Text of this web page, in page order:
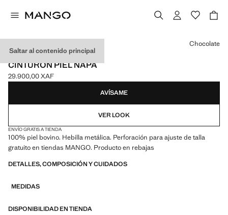
Saltar al contenido principal
PIEL
CINTURÓN PIEL NAPA
Precio actual [29.900,00 XAF ]
29.900,00 XAF
Selecciona un color
Chocolate
AVÍSAME
VER LOOK
ENVÍO GRATIS A TIENDA
100% piel bovino. Hebilla metálica. Perforación para ajuste de talla
gratuito en tiendas MANGO. Producto en rebajas
DETALLES, COMPOSICIÓN Y CUIDADOS
MEDIDAS
DISPONIBILIDAD EN TIENDA